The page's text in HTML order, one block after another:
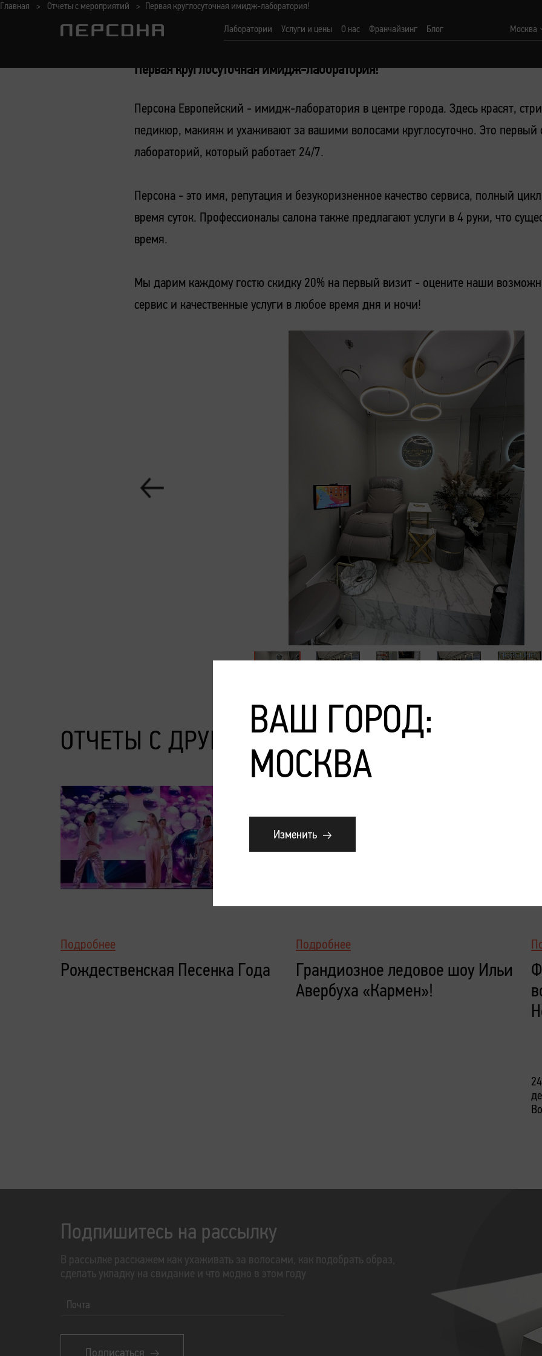
Лаборатории Услуги и цены О нас Франчайзинг Блог Москва
Главная Отчеты с мероприятий Первая круглосуточная имидж-лаборатория!
Первая круглосуточная имидж-лаборатория!
Персона Европейский - имидж-лаборатория в центре города. Здесь красят,
педикюр, макияж и ухаживают за вашими волосами круглосуточно. Это
лабораторий, который работает 24/7.
Персона - это имя, репутация и безукоризненное качество сервиса, полный
время суток. Профессионалы салона также предлагают услуги в 4 руки, что
время.
Мы дарим каждому гостю скидку 20% на первый визит - оцените наши
сервис и качественные услуги в любое время дня и ночи!
ОТЧЕТЫ С ДРУГИХ МЕРОПРИЯТИЙ
Подробнее
Рождественская Песенка Года
Подробнее
Грандиозное ледовое шоу Ильи
Авербуха «Кармен»!
Подпишитесь на рассылку
В рассылке расскажем как ухаживать за волосами, как подобрать образ,
сделать укладку на свидание и что модно в этом году
Почта
Подписаться
ВАШ ГОРОД:
МОСКВА
Изменить